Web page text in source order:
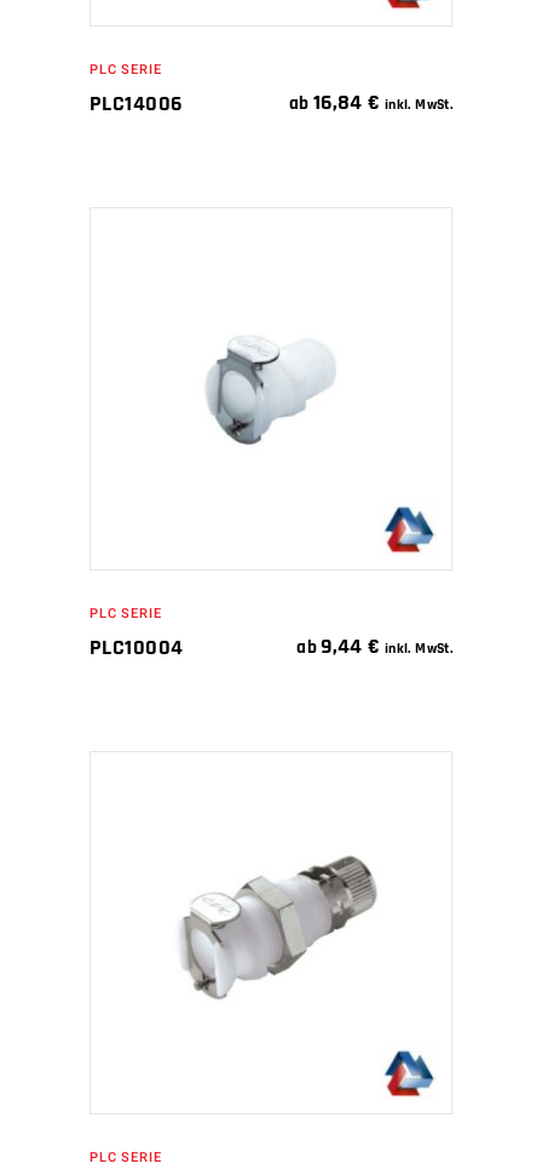
PLC SERIE
PLC14006 ab 16,84€ inkl. MwSt.
IN DEN WARENKORB
PLC SERIE
PLC10004 ab9,44€ inkl. MwSt.
IN DEN WARENKORB
PLC SERIE